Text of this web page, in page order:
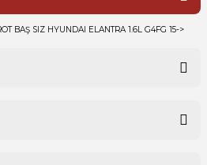
BAŞ SIZ HYUNDAI ELANTRA 1.6L G4FG 15->